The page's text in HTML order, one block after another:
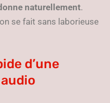
naturellement.
se fait sans laborieuse
d’une